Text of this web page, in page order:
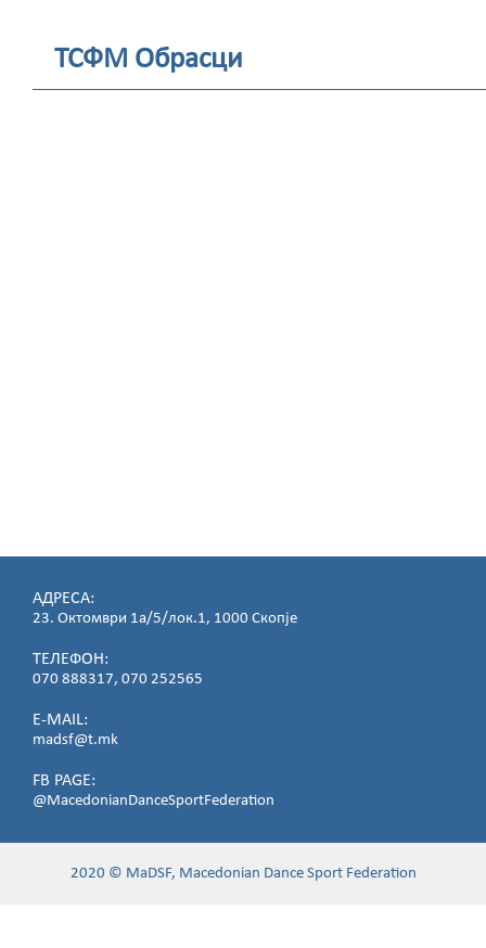
ТСФМ Обрасци
licenca.docx
organiziranje
na tancov
nastan.docx
EVIDENCIJA za
tanceri
ucesnici na
АДРЕСА:
23. Октомври 1а/5/лок.1, 1000 Скопје
ТЕЛЕФОН:
070 888317, 070 252565
E-MAIL:
madsf@t.mk
FB PAGE:
@MacedonianDanceSportFederation
2020 © MaDSF, Macedonian Dance Sport Federation